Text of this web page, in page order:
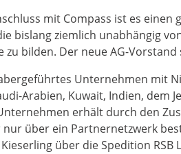
mit Compass ist es einen
bislang ziemlich unabhängig
bilden. Der neue AG-
Unternehmen mit
Arabien, Kuwait, Indien, dem
erhält durch den
über ein Partnernetzwerk
über die Spedition RSB